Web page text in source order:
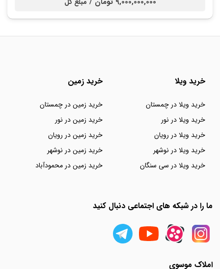
خرید ویلا
خرید ویلا در چمستان
خرید ویلا در نور
خرید ویلا در رویان
خرید ویلا در نوشهر
خرید ویلا در سی سنگان
خرید زمین
خرید زمین در چمستان
خرید زمین در نور
خرید زمین در رویان
خرید زمین در نوشهر
خرید زمین در محمودآباد
ما را در شبکه های اجتماعی دنبال کنید
املاک موسوی